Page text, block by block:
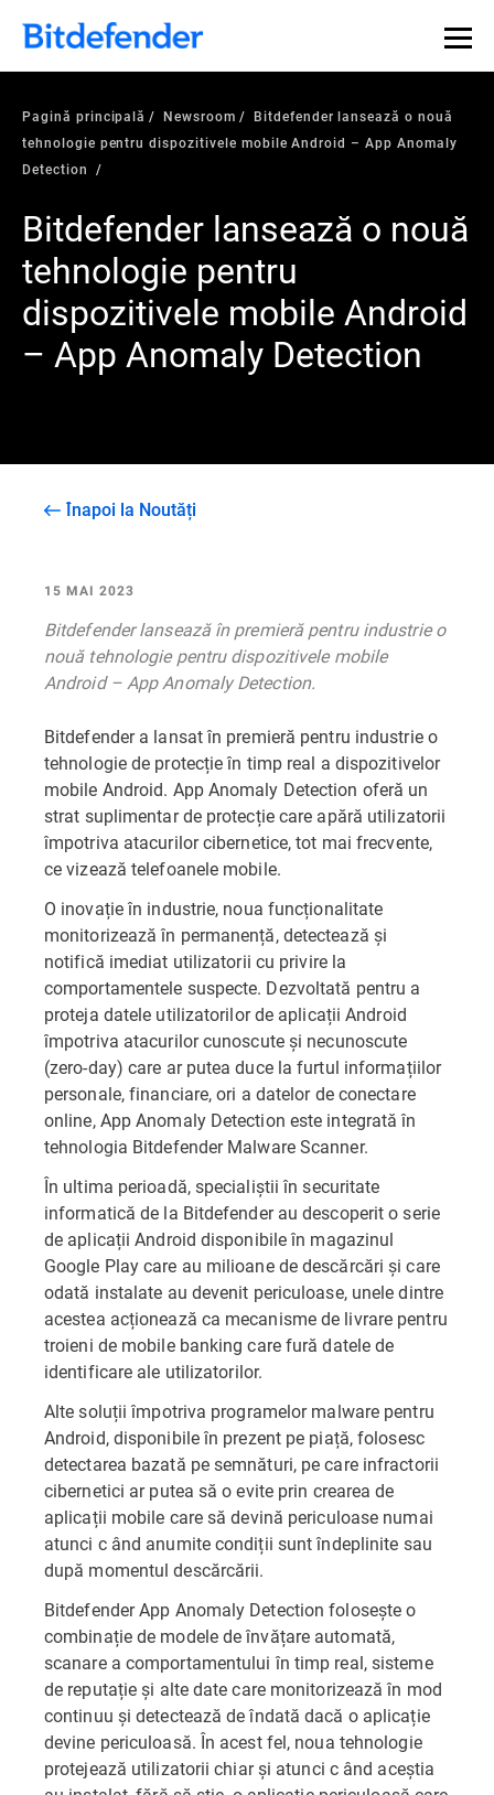
Pagină principală Newsroom
Bitdefender lansează o nouă
tehnologie pentru dispozitivele mobile Android – App Anomaly
Detection
Bitdefender lansează o nouă
tehnologie pentru
dispozitivele mobile Android
– App Anomaly Detection
Înapoi la Noutăți
15 MAI 2023
Bitdefender lansează în premieră pentru industrie o
nouă tehnologie pentru dispozitivele mobile
Android – App Anomaly Detection.
Bitdefender a lansat în premieră pentru industrie o
tehnologie de protecție în timp real a dispozitivelor
mobile Android. App Anomaly Detection oferă un
strat suplimentar de protecție care apără utilizatorii
împotriva atacurilor cibernetice, tot mai frecvente,
ce vizează telefoanele mobile.
O inovație în industrie, noua funcționalitate
monitorizează în permanență, detectează și
notifică imediat utilizatorii cu privire la
comportamentele suspecte. Dezvoltată pentru a
proteja datele utilizatorilor de aplicații Android
împotriva atacurilor cunoscute și necunoscute
(zero-day) care ar putea duce la furtul informațiilor
personale, financiare, ori a datelor de conectare
online, App Anomaly Detection este integrată în
tehnologia Bitdefender Malware Scanner.
În ultima perioadă, specialiștii în securitate
informatică de la Bitdefender au descoperit o serie
de aplicații Android disponibile în magazinul
Google Play care au milioane de descărcări și care
odată instalate au devenit periculoase, unele dintre
acestea acționează ca mecanisme de livrare pentru
troieni de mobile banking care fură datele de
identificare ale utilizatorilor.
Alte soluții împotriva programelor malware pentru
Android, disponibile în prezent pe piață, folosesc
detectarea bazată pe semnături, pe care infractorii
cibernetici ar putea să o evite prin crearea de
aplicații mobile care să devină periculoase numai
atunci c ând anumite condiții sunt îndeplinite sau
după momentul descărcării.
Bitdefender App Anomaly Detection folosește o
combinație de modele de învățare automată,
scanare a comportamentului în timp real, sisteme
de reputație și alte date care monitorizează în mod
continuu și detectează de îndată dacă o aplicație
devine periculoasă. În acest fel, noua tehnologie
protejează utilizatorii chiar și atunci c ând aceștia